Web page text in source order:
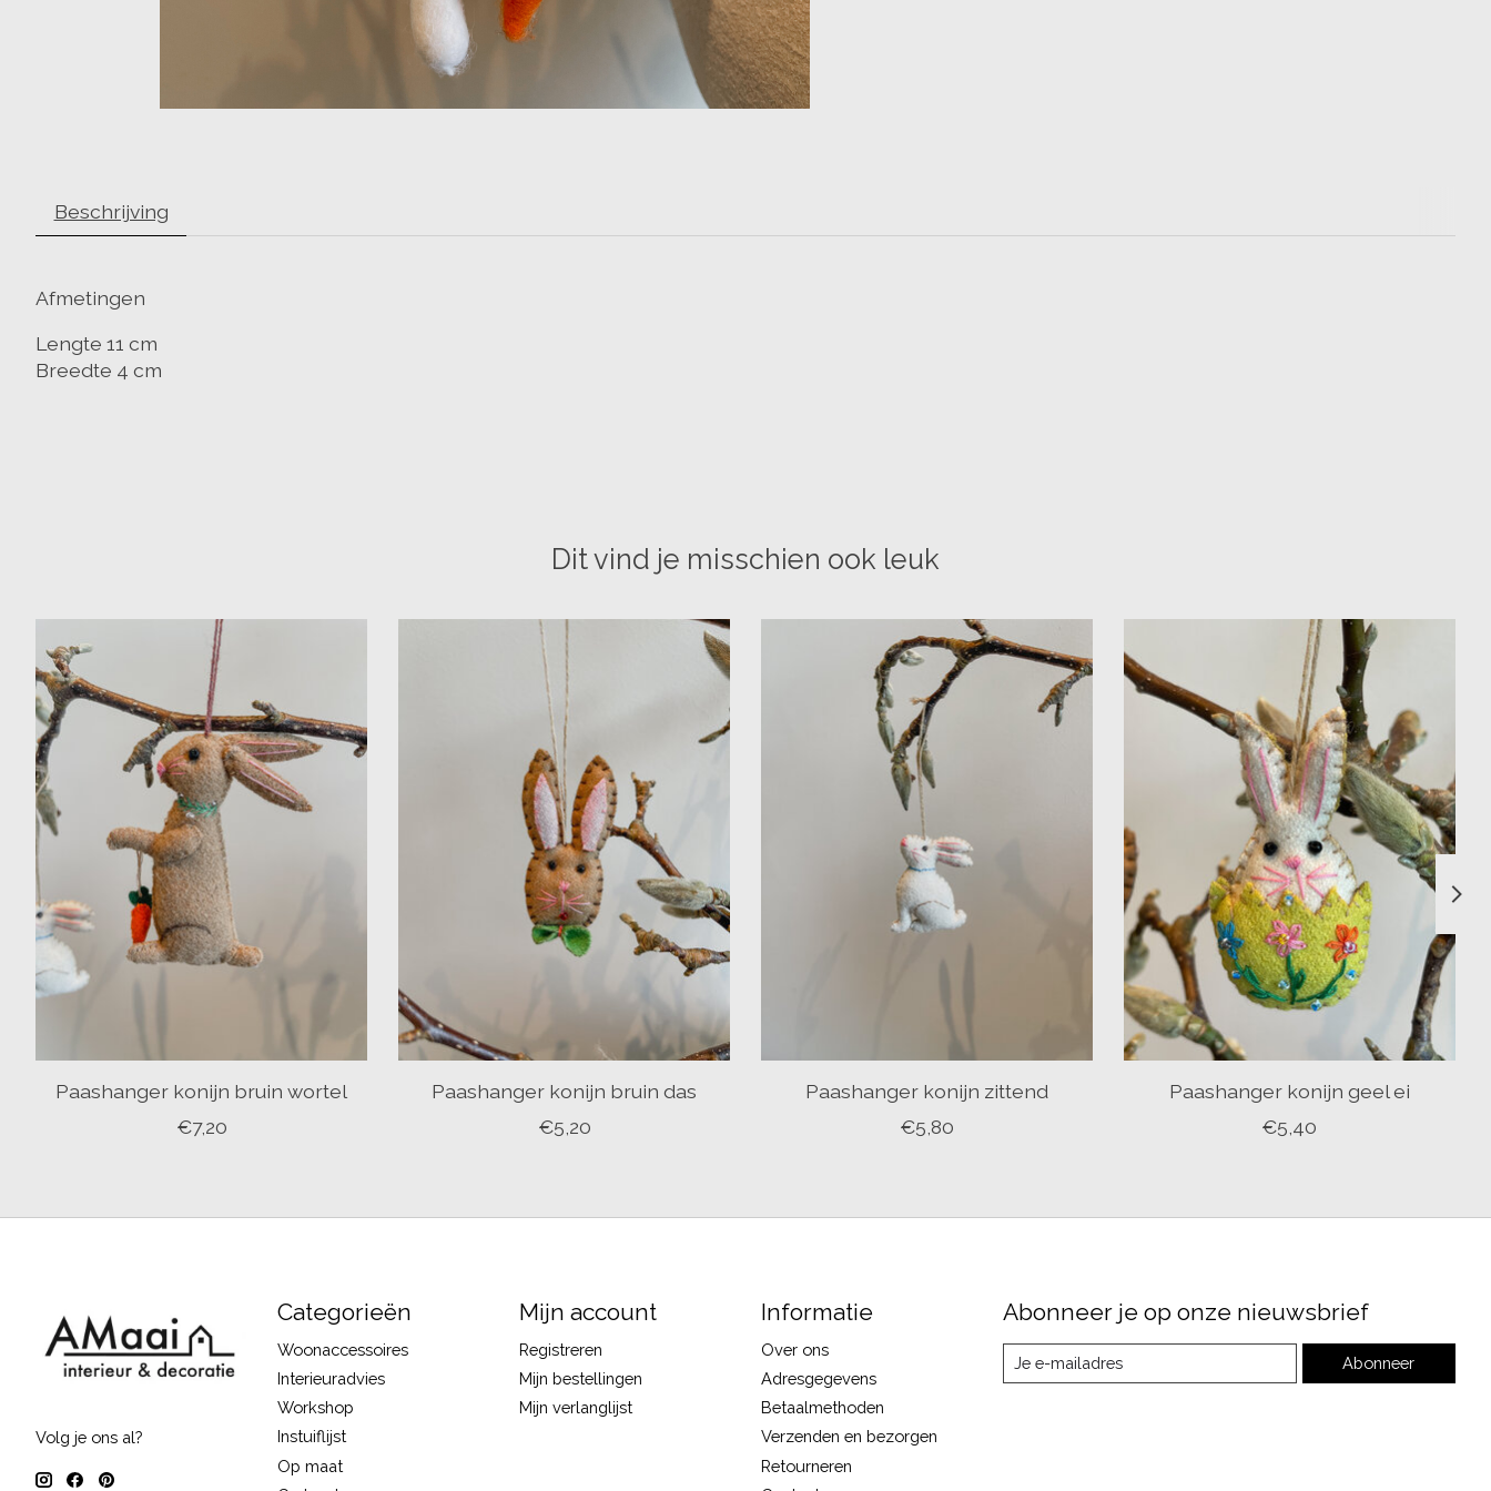
Beschrijving
Afmetingen
Lengte 11 cm
Breedte 4 cm
Dit vind je misschien ook leuk
Items van productcarrousel
Paashanger konijn bruin wortel
€7,20
Paashanger konijn bruin das
€5,20
Paashanger konijn zittend
€5,80
Paashanger konijn geel ei
€5,40
Volg je ons al?
Categorieën
Woonaccessoires
Interieuradvies
Workshop
Instuiflijst
Op maat
Mijn account
Registreren
Mijn bestellingen
Mijn verlanglijst
Informatie
Over ons
Adresgegevens
Betaalmethoden
Verzenden en bezorgen
Retourneren
Abonneer je op onze nieuwsbrief
Abonneer